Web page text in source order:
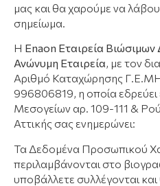
μας και θα χαρούμε να
σημείωμα.
Η Εnaon Εταιρεία
Ανώνυμη Εταιρεία, με τον
Αριθμό Καταχώρησης
996806819, η οποία
Μεσογείων αρ. 109-111 &
Αττικής σας ενημερώνει:
Τα Δεδομένα Προσωπικού
περιλαμβάνονται στο
υποβάλλετε συλλέγονται